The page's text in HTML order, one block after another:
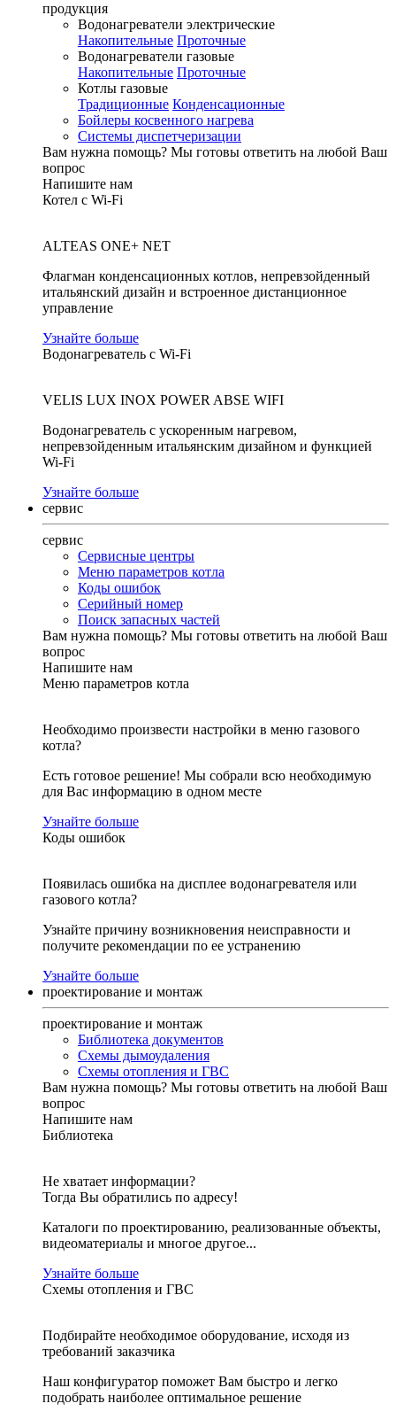
продукция
Водонагреватели электрические
Накопительные Проточные
Водонагреватели газовые
Накопительные Проточные
Котлы газовые
Традиционные Конденсационные
Бойлеры косвенного нагрева
Системы диспетчеризации
Вам нужна помощь? Мы готовы ответить на любой Ваш
вопрос
Напишите нам
Котел с Wi-Fi
ALTEAS ONE+ NET
Флагман конденсационных котлов, непревзойденный
итальянский дизайн и встроенное дистанционное
управление
Узнайте больше
Водонагреватель с Wi-Fi
VELIS LUX INOX POWER ABSE WIFI
Водонагреватель с ускоренным нагревом,
непревзойденным итальянским дизайном и функцией
Wi-Fi
Узнайте больше
сервис
сервис
Сервисные центры
Меню параметров котла
Коды ошибок
Серийный номер
Поиск запасных частей
Вам нужна помощь? Мы готовы ответить на любой Ваш
вопрос
Напишите нам
Меню параметров котла
Необходимо произвести настройки в меню газового
котла?
Есть готовое решение! Мы собрали всю необходимую
для Вас информацию в одном месте
Узнайте больше
Коды ошибок
Появилась ошибка на дисплее водонагревателя или
газового котла?
Узнайте причину возникновения неисправности и
получите рекомендации по ее устранению
Узнайте больше
проектирование и монтаж
проектирование и монтаж
Библиотека документов
Схемы дымоудаления
Схемы отопления и ГВС
Вам нужна помощь? Мы готовы ответить на любой Ваш
вопрос
Напишите нам
Библиотека
Не хватает информации?
Тогда Вы обратились по адресу!
Каталоги по проектированию, реализованные объекты,
видеоматериалы и многое другое...
Узнайте больше
Схемы отопления и ГВС
Подбирайте необходимое оборудование, исходя из
требований заказчика
Наш конфигуратор поможет Вам быстро и легко
подобрать наиболее оптимальное решение